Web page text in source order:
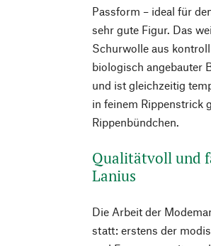
Passform – ideal für
sehr gute Figur. Das
Schurwolle aus
biologisch angebauter
und ist gleichzeitig
in feinem Rippenstrick
Rippenbündchen.
Qualitätvoll und
Lanius
Die Arbeit der
statt: erstens der